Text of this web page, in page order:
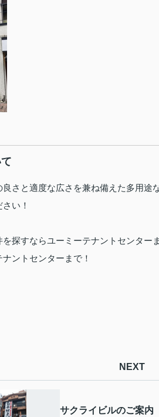
さと適度な広さを兼ね備えた多用
い！
探すならユーミーテナントセンター
ントセンターまで！
NEXT
サクライビルのご案内